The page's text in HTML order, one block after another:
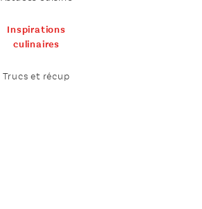
Inspirations
culinaires
Trucs et récup